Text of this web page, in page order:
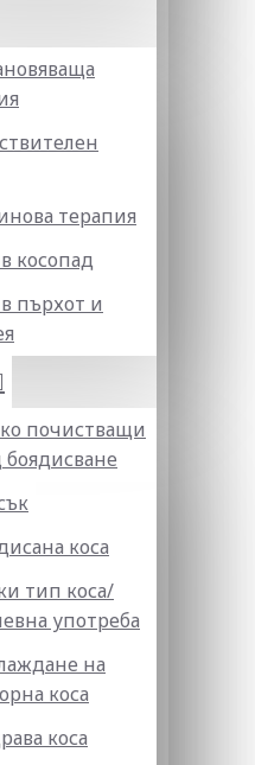
терапия
косопад
пърхот и
почистващи
боядисване
коса
тип коса/
употреба
на
коса
коса